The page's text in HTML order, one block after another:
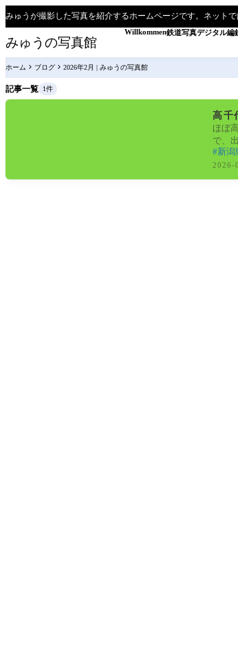
みゅうが撮影した写真を紹介するホームページです。ネット
みゅうの写真館
Willkommen鉄道写真デジタル編
ホーム ブログ 2026年2月 | みゅうの写真館
記事一覧 1件
高
ほぼ
で、
新潟
2026-